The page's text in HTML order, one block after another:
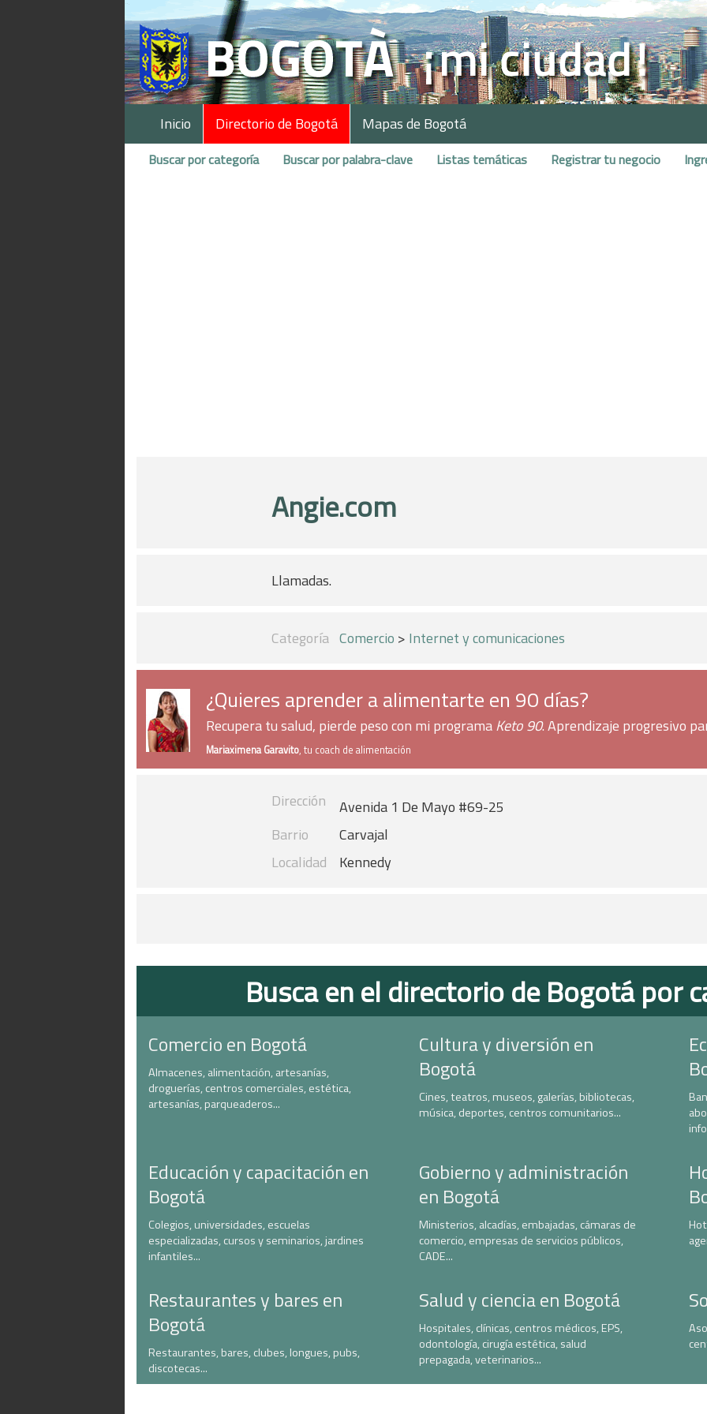
Inicio Directorio de Bogotá Mapas de Bogotá
Buscar por categoría Buscar por palabra-clave Listas temáticas Registrar tu negocio
Angie.com
Llamadas.
Categoría Comercio > Internet y comunicaciones
¿Quieres aprender a alimentarte en 90 días?
Recupera tu salud, pierde peso con mi programaKeto 90. Aprendizaje progresivo
Mariaximena Garavito, tu coach de alimentación
Dirección
Avenida 1 De Mayo #69-25
Barrio
Carvajal
Localidad
Kennedy
Busca en el directorio de Bogotá por
Comercio en Bogotá
Almacenes, alimentación, artesanías,
droguerías, centros comerciales, estética,
artesanías, parqueaderos...
Cultura y diversión en
Bogotá
Cines, teatros, museos, galerías, bibliotecas,
música, deportes, centros comunitarios...
Educación y capacitación en
Bogotá
Colegios, universidades, escuelas
especializadas, cursos y seminarios, jardines
infantiles...
Gobierno y administración
en Bogotá
Ministerios, alcadías, embajadas, cámaras de
comercio, empresas de servicios públicos,
CADE...
Restaurantes y bares en
Bogotá
Restaurantes, bares, clubes, longues, pubs,
discotecas...
Salud y ciencia en Bogotá
Hospitales, clínicas, centros médicos, EPS,
odontología, cirugía estética, salud
prepagada, veterinarios...